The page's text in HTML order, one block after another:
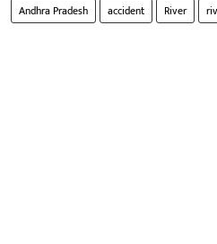
Andhra Pradesh accident River